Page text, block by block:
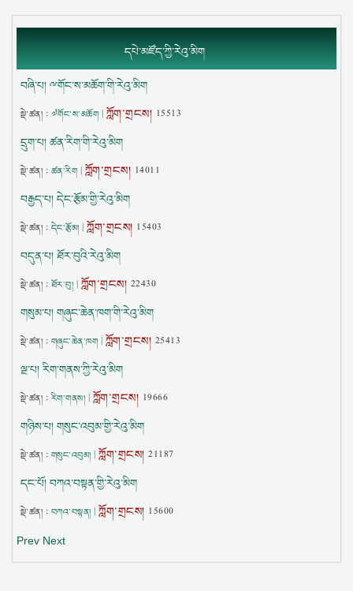
དཔེ་མཛོད་ཀྱི་རེའུ་མིག
བཞི་པ། ྋགོང་ས་མཆོག་གི་རེའུ་མིག
སྡེ་ཚན། : ༧གོང་ས་མཆོག | ཀློག་གྲངས། 15513
དྲུག་པ། ཚན་རིག་གི་རེའུ་མིག
སྡེ་ཚན། : ཚན་རིག | ཀློག་གྲངས། 14011
བརྒྱད་པ། དེང་རྩོམ་གྱི་རེའུ་མིག
སྡེ་ཚན། : དེང་རྩོམ། |ཀློག་གྲངས། 15403
བདུན་པ། ཐོར་བུའི་རེའུ་མིག
སྡེ་ཚན། : ཐོར་བུ། | ཀློག་གྲངས། 22430
གསུམ་པ། གཞུང་ཆེན་ཁག་གི་རེའུ་མིག
སྡེ་ཚན། : གཞུང་ཆེན་ཁག | ཀློག་གྲངས། 25413
ལྔ་པ། རིག་གནས་ཀྱི་རེའུ་མིག
སྡེ་ཚན། :རིག་གནས། | ཀློག་གྲངས། 19666
གཉིས་པ། གསུང་འབུམ་གྱི་རེའུ་མིག
སྡེ་ཚན། : གསུང་འབུམ། |ཀློག་གྲངས།21187
དང་པོ། བཀའ་བསྟན་གྱི་རེའུ་མིག
སྡེ་ཚན། : བཀའ་བསྟན། |ཀློག་གྲངས། 15600
Prev Next